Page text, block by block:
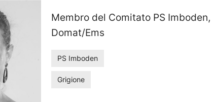
Membro del Comitato PS
Domat/Ems
PS Imboden
Grigione